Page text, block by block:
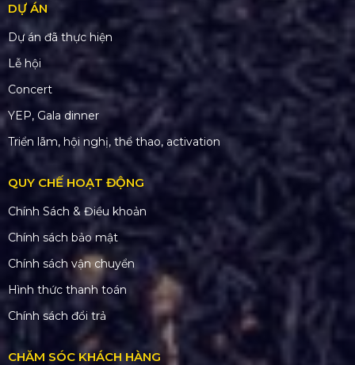
DỰ ÁN
Dự án đã thực hiện
Lễ hội
Concert
YEP, Gala dinner
Triển lãm, hội nghị, thể thao, activation
QUY CHẾ HOẠT ĐỘNG
Chính Sách & Điều khoản
Chính sách bảo mật
Chính sách vận chuyển
Hình thức thanh toán
Chính sách đổi trả
CHĂM SÓC KHÁCH HÀNG